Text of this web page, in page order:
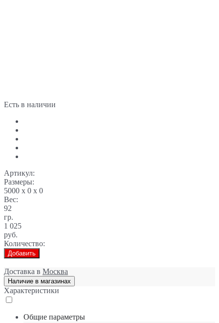
Есть в наличии
Артикул:
Размеры:
5000 x 0 x 0
Вес:
92
гр.
1 025
руб.
Количество:
Добавить
Доставка в Москва
Наличие в магазинах
Характеристики
Общие параметры